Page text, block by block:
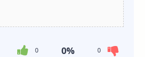
0 0% 0